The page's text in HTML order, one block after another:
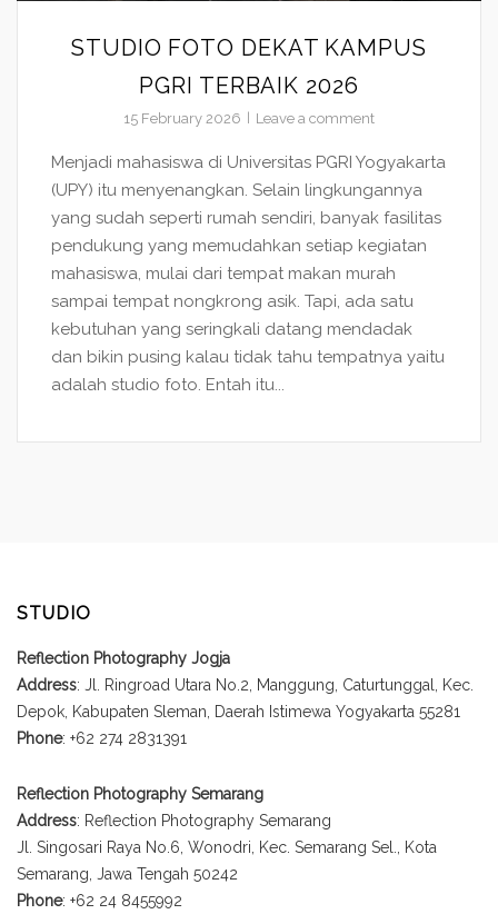
STUDIO FOTO DEKAT KAMPUS
PGRI TERBAIK 2026
15 February 2026 Leave a comment
Menjadi mahasiswa di Universitas PGRI Yogyakarta
(UPY) itu menyenangkan. Selain lingkungannya
yang sudah seperti rumah sendiri, banyak fasilitas
pendukung yang memudahkan setiap kegiatan
mahasiswa, mulai dari tempat makan murah
sampai tempat nongkrong asik. Tapi, ada satu
kebutuhan yang seringkali datang mendadak
dan bikin pusing kalau tidak tahu tempatnya yaitu
adalah studio foto. Entah itu...
STUDIO
Reflection Photography Jogja
Address: Jl. Ringroad Utara No.2, Manggung, Caturtunggal, Kec.
Depok, Kabupaten Sleman, Daerah Istimewa Yogyakarta 55281
Phone: +62 274 2831391
Reflection Photography Semarang
Address: Reflection Photography Semarang
Jl. Singosari Raya No.6, Wonodri, Kec. Semarang Sel., Kota
Semarang, Jawa Tengah 50242
Phone: +62 24 8455992